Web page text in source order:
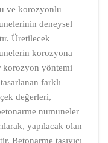
ve korozyonlu
deneysel
Üretilecek
korozyona
korozyon yöntemi
farklı
değerleri,
numuneler
yapılacak olan
Betonarme taşıyıcı